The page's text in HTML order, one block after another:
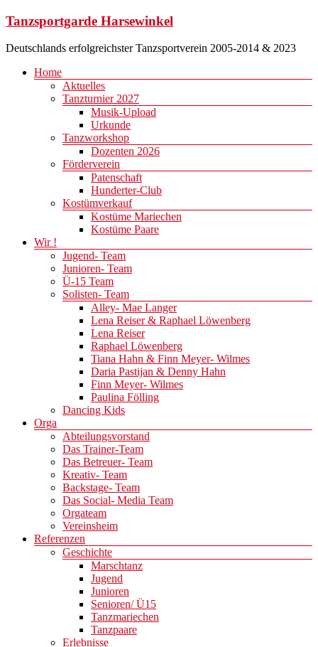
Zum
springen
Tanzsportgarde Harsewinkel
Deutschlands erfolgreichster Tanzsportverein 2005-2014 & 2023
Menü
Home
Aktuelles
Tanzturnier 2027
Musik-Upload
Urkunde
Tanzworkshop
Dozenten 2026
Förderverein
Patenschaft
Hunderter-Club
Kostümverkauf
Kostüme Mariechen
Kostüme Paare
Wir !
Jugend- Team
Junioren- Team
Ü-15 Team
Solisten- Team
Alley- Mae Langer
Lena Reiser & Raphael Löwenberg
Lena Reiser
Raphael Löwenberg
Tiana Hahn & Finn Meyer- Wilmes
Daria Pastijan & Denny Hahn
Finn Meyer- Wilmes
Paulina Fölling
Dancing Kids
Orga
Abteilungsvorstand
Das Trainer-Team
Das Betreuer- Team
Kreativ- Team
Backstage- Team
Das Social- Media Team
Orgateam
Vereinsheim
Referenzen
Geschichte
Marschtanz
Jugend
Junioren
Senioren/ Ü15
Tanzmariechen
Tanzpaare
Erlebnisse